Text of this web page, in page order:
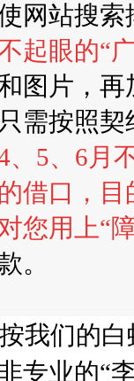
网站搜索
起眼的“
图片，
需按照
、 5、 6月
借口，目
您用上“
。
我们的
专业的“